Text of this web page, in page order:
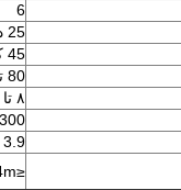
6
25 درصد
45 کیلومتر در ساعت
80 تا 100 کيلومتر
۸ تا ۱۰ ساعت
300 کيلوگرم
3.9 متر
≤4m